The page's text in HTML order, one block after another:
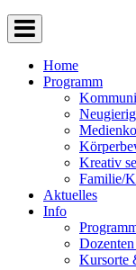
Home
Programm
Kreativ
Familie/
Aktuelles
Info
Kursorte